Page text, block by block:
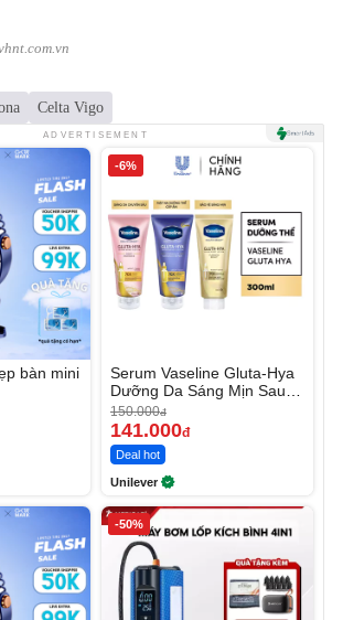
Celta Vigo
ADVERTISEMENT
bàn mini
-6%
Serum Vaseline Gluta-Hya
Dưỡng Da Sáng Mịn Sau 7
Ngày
150.000đ
141.000đ
Deal hot
Unilever
-50%